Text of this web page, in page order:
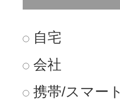
自宅
会社
携帯/スマー